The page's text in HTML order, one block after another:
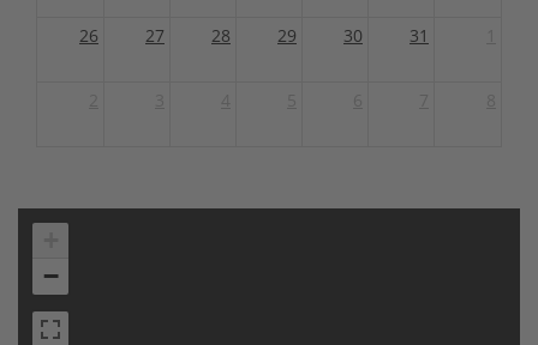
26 27 28 29 30 31
−